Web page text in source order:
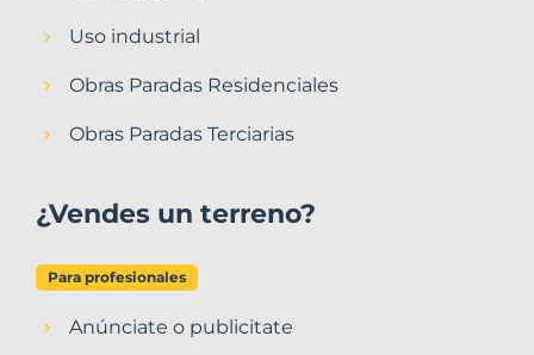
Uso industrial
Obras Paradas Residenciales
Obras Paradas Terciarias
¿Vendes un terreno?
Para profesionales
Anúnciate o publicitate